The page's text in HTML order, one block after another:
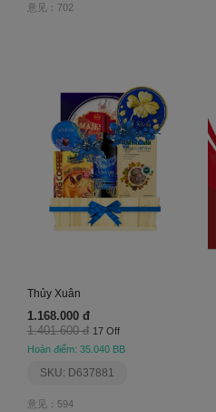
意见：702
Thủy Xuân
1.168.000 đ
1.401.600 đ 17 Off
Hoàn điểm: 35.040 BB
SKU: D637881
意见：594